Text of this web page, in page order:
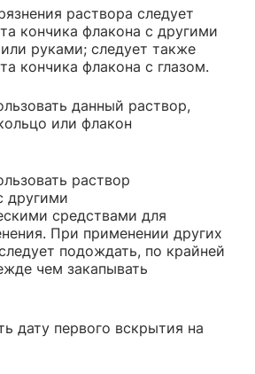
раствора следует
кончика флакона с другими
руками; следует также
кончика флакона с глазом.
данный раствор,
или флакон
раствор
другими
средствами для
При применении других
подождать, по крайней
чем закапывать
дату первого вскрытия на